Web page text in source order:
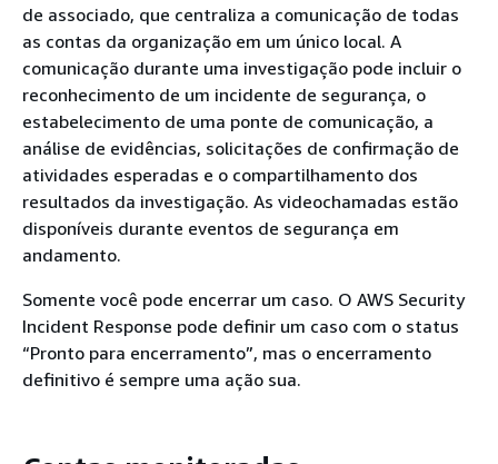
de associado, que centraliza a comunicação de todas
as contas da organização em um único local. A
comunicação durante uma investigação pode incluir o
reconhecimento de um incidente de segurança, o
estabelecimento de uma ponte de comunicação, a
análise de evidências, solicitações de confirmação de
atividades esperadas e o compartilhamento dos
resultados da investigação. As videochamadas estão
disponíveis durante eventos de segurança em
andamento.
Somente você pode encerrar um caso. O AWS Security
Incident Response pode definir um caso com o status
“Pronto para encerramento”, mas o encerramento
definitivo é sempre uma ação sua.